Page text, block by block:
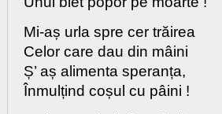
Mi-aș urla spre cer trăirea
Celor care dau din mâini
Ș’ aș alimenta speranța,
Înmulțind coșul cu pâini !